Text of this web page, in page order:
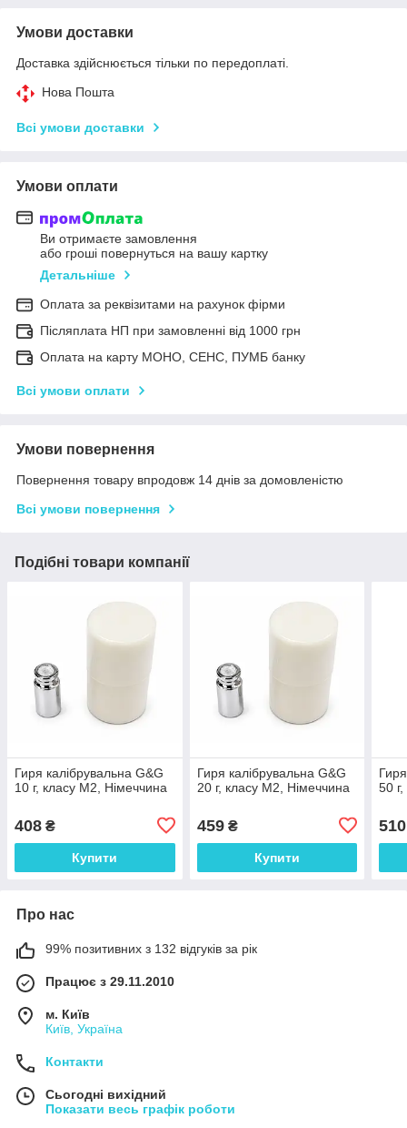
Умови доставки
Доставка здійснюється тільки по передоплаті.
Нова Пошта
Всі умови доставки
Умови оплати
Ви отримаєте замовлення
або гроші повернуться на вашу картку
Детальніше
Оплата за реквізитами на рахунок фірми
Післяплата НП при замовленні від 1000 грн
Оплата на карту МОНО, СЕНС, ПУМБ банку
Всі умови оплати
Умови повернення
Повернення товару впродовж 14 днів за домовленістю
Всі умови повернення
Подібні товари компанії
Гиря калібрувальна G&G
10 г, класу М2, Німеччина
408 ₴
Купити
Гиря калібрувальна G&G
20 г, класу М2, Німеччина
459₴
Купити
50
510
Про нас
99% позитивних з 132 відгуків за рік
Працює з 29.11.2010
м. Київ
Київ, Україна
Контакти
Сьогодні вихідний
Показати весь графік роботи